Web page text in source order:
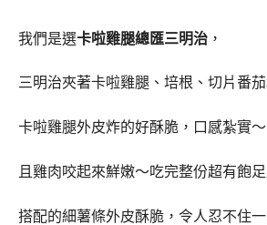
我們是選卡啦雞腿總匯三明治 ，
三明治夾著卡啦雞腿、培根、切片番茄
卡啦雞腿外皮炸的好酥脆，口感紮實～
且雞肉咬起來鮮嫩～吃完整份超有飽足
搭配的細薯條外皮酥脆，令人忍不住一